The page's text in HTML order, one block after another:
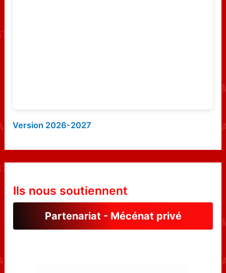
Version 2026-2027
Ils nous soutiennent
Partenariat - Mécénat privé